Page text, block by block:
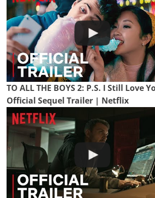
TO ALL THE BOYS 2: P.S. I Still Love
Official Sequel Trailer | Netflix